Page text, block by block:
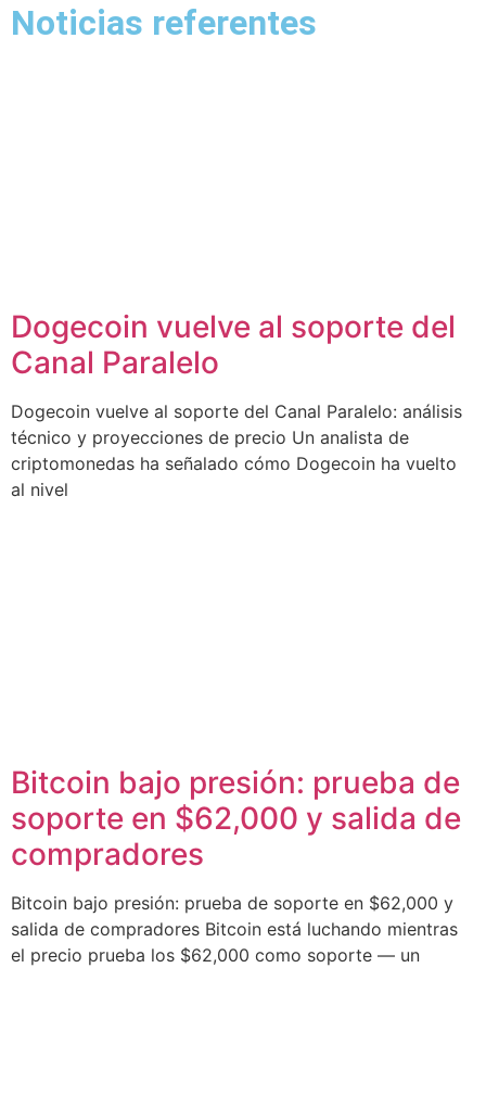
Noticias referentes
Dogecoin vuelve al soporte del
Canal Paralelo
Dogecoin vuelve al soporte del Canal Paralelo: análisis
técnico y proyecciones de precio Un analista de
criptomonedas ha señalado cómo Dogecoin ha vuelto
al nivel
Bitcoin bajo presión: prueba de
soporte en $62,000 y salida de
compradores
Bitcoin bajo presión: prueba de soporte en $62,000 y
salida de compradores Bitcoin está luchando mientras
el precio prueba los $62,000 como soporte — un